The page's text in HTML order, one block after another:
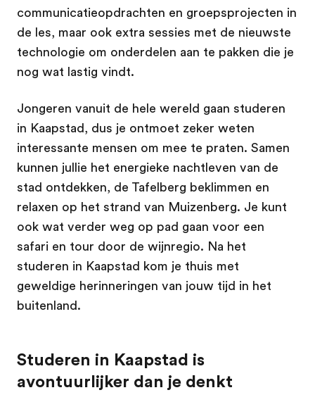
communicatieopdrachten en groepsprojecten in
de les, maar ook extra sessies met de nieuwste
technologie om onderdelen aan te pakken die je
nog wat lastig vindt.
Jongeren vanuit de hele wereld gaan studeren
in Kaapstad, dus je ontmoet zeker weten
interessante mensen om mee te praten. Samen
kunnen jullie het energieke nachtleven van de
stad ontdekken, de Tafelberg beklimmen en
relaxen op het strand van Muizenberg. Je kunt
ook wat verder weg op pad gaan voor een
safari en tour door de wijnregio. Na het
studeren in Kaapstad kom je thuis met
geweldige herinneringen van jouw tijd in het
buitenland.
Studeren in Kaapstad is
avontuurlijker dan je denkt